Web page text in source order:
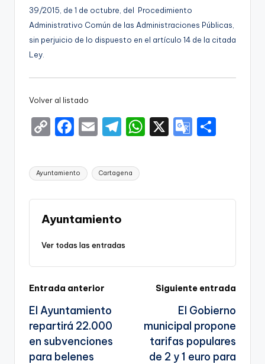
39/2015, de 1 de octubre, del Procedimiento
Administrativo Común de las Administraciones Públicas,
sin perjuicio de lo dispuesto en el artículo 14 de la citada
Ley.
Volver al listado
C
p
y
Li
n
k
F
c
e
b
o
o
E
ai
l
T
e
gr
a
W
A
X
G
e
a
te
Etiquetas:
Ayuntamiento Cartagena
Ayuntamiento
Ver todas las entradas
Navegación
de
entradas
Entrada anterior
El Ayuntamiento
repartirá 22.000
en subvenciones
para belenes
Siguiente entrada
El Gobierno
municipal propone
tarifas populares
de 2 y 1 euro para